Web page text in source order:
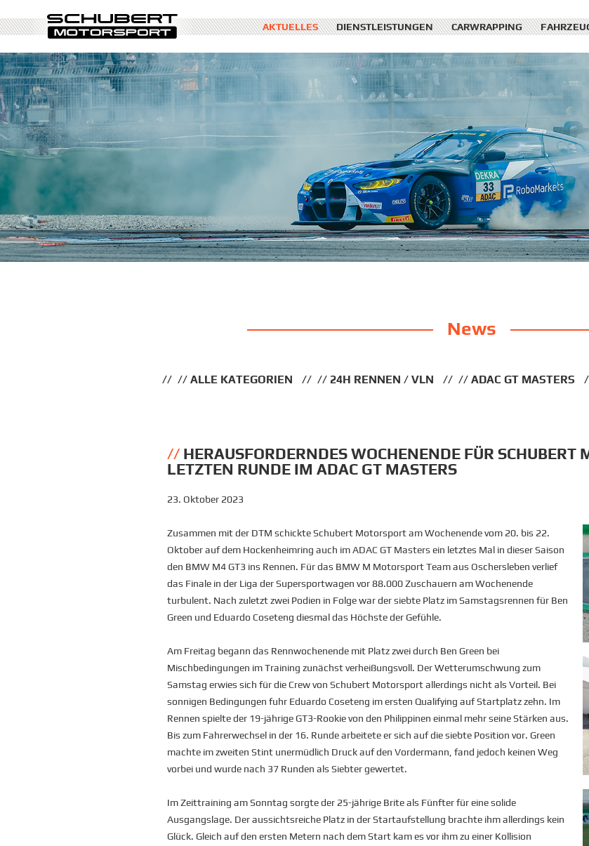
AKTUELLES DIENSTLEISTUNGEN CARWRAPPING
News
ALLE KATEGORIEN 24H RENNEN / VLN ADAC GT MASTERS
HERAUSFORDERNDES WOCHENENDE FÜR SCHUBERT
LETZTEN RUNDE IM ADAC GT MASTERS
23. Oktober 2023
Zusammen mit der DTM schickte Schubert Motorsport am Wochenende vom 20. bis 22.
Oktober auf dem Hockenheimring auch im ADAC GT Masters ein letztes Mal in dieser Saison
den BMW M4 GT3 ins Rennen. Für das BMW M Motorsport Team aus Oschersleben verlief
das Finale in der Liga der Supersportwagen vor 88.000 Zuschauern am Wochenende
turbulent. Nach zuletzt zwei Podien in Folge war der siebte Platz im Samstagsrennen für Ben
Green und Eduardo Coseteng diesmal das Höchste der Gefühle.
Am Freitag begann das Rennwochenende mit Platz zwei durch Ben Green bei
Mischbedingungen im Training zunächst verheißungsvoll. Der Wetterumschwung zum
Samstag erwies sich für die Crew von Schubert Motorsport allerdings nicht als Vorteil. Bei
sonnigen Bedingungen fuhr Eduardo Coseteng im ersten Qualifying auf Startplatz zehn. Im
Rennen spielte der 19-jährige GT3-Rookie von den Philippinen einmal mehr seine Stärken aus.
Bis zum Fahrerwechsel in der 16. Runde arbeitete er sich auf die siebte Position vor. Green
machte im zweiten Stint unermüdlich Druck auf den Vordermann, fand jedoch keinen Weg
vorbei und wurde nach 37 Runden als Siebter gewertet.
Im Zeittraining am Sonntag sorgte der 25-jährige Brite als Fünfter für eine solide
Ausgangslage. Der aussichtsreiche Platz in der Startaufstellung brachte ihm allerdings kein
Glück. Gleich auf den ersten Metern nach dem Start kam es vor ihm zu einer Kollision